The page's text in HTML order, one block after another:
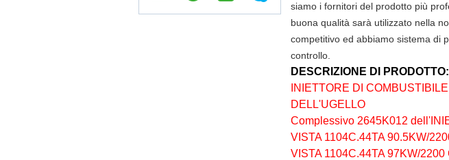
siamo i fornitori del prodotto più
buona qualità sarà utilizzato nella
competitivo ed abbiamo sistema di
controllo.
DESCRIZIONE DI PRODOTTO:
INIETTORE DI
DELL'UGELLO
Complessivo 2645K012
VISTA 1104C.44TA 90.5KW/
VISTA 1104C.44TA 97KW/